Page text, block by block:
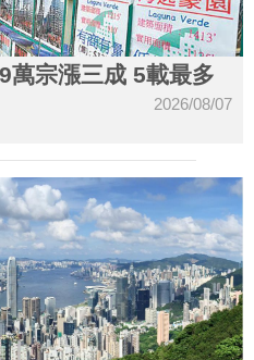
萬宗漲三成 5載最多
2026/08/07